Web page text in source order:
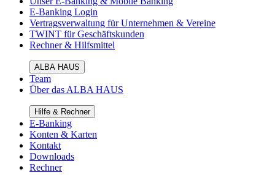
E-Banking Login
Vertragsverwaltung für Unternehmen & Vereine
TWINT für Geschäftskunden
Rechner & Hilfsmittel
ALBA HAUS
Team
Über das ALBA HAUS
Hilfe & Rechner
E-Banking
Konten & Karten
Kontakt
Downloads
Rechner